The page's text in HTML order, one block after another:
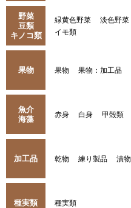
野菜
豆類
キノコ類
緑黄色野菜 淡色野菜
イモ類
果物 果物 果物：加工品
魚介
海藻
赤身 白身 甲殻類
加工品 乾物 練り製品 漬物
種実類 種実類